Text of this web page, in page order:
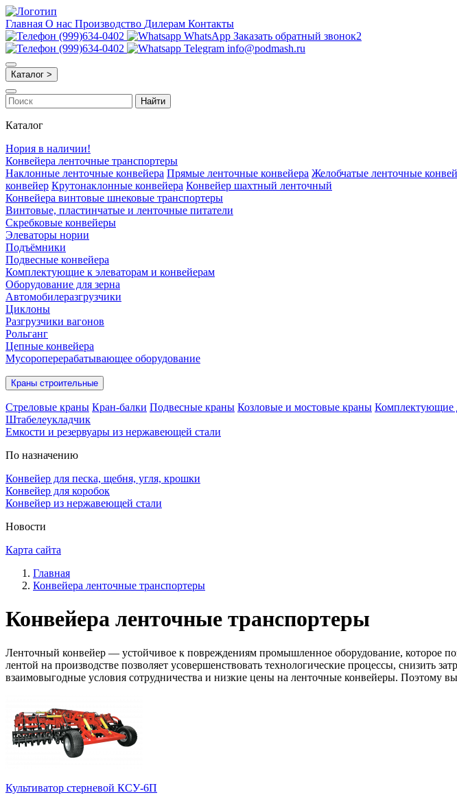
Главная О нас Производство Дилерам Контакты
(999)634-0402
WhatsApp Заказать обратный звонок2
(999)634-0402
Telegram info@podmash.ru
Каталог >
Найти
Каталог
Нория в наличии!
Конвейера ленточные транспортеры
Наклонные ленточные конвейера Прямые ленточные конвейера Желобчатые ленточные
конвейер Крутонаклонные конвейера Конвейер шахтный ленточный
Конвейера винтовые шнековые транспортеры
Винтовые, пластинчатые и ленточные питатели
Скребковые конвейеры
Элеваторы нории
Подъёмники
Подвесные конвейера
Комплектующие к элеваторам и конвейерам
Оборудование для зерна
Автомобилеразгрузчики
Циклоны
Разгрузчики вагонов
Рольганг
Цепные конвейера
Мусороперерабатывающее оборудование
Краны строительные
Стреловые краны Кран-балки Подвесные краны Козловые и мостовые краны Комплектующие
Штабелеукладчик
Емкости и резервуары из нержавеющей стали
По назначению
Конвейер для песка, щебня, угля, крошки
Конвейер для коробок
Конвейер из нержавеющей стали
Новости
Карта сайта
Главная
Конвейера ленточные транспортеры
Конвейера ленточные транспортеры
Ленточный конвейер — устойчивое к повреждениям промышленное оборудование, которое
лентой на производстве позволяет усовершенствовать технологические процессы, снизить
взаимовыгодные условия сотрудничества и низкие цены на ленточные конвейеры. Поэтому
Культиватор стерневой КСУ-6П